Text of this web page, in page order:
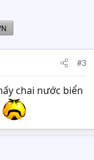
#3
chai nước biển